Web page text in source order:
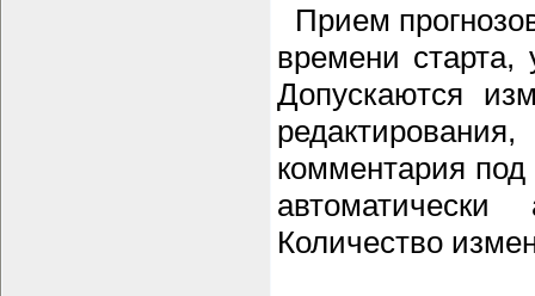
Прием
времени старта,
Допускаются
комментария под
Количество